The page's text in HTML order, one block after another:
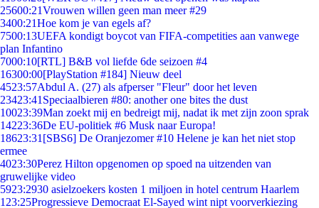
25600:21Vrouwen willen geen man meer #29
3400:21Hoe kom je van egels af?
7500:13UEFA kondigt boycot van FIFA-competities aan vanwege
plan Infantino
7000:10[RTL] B&B vol liefde 6de seizoen #4
16300:00[PlayStation #184] Nieuw deel
4523:57Abdul A. (27) als afperser "Fleur" door het leven
23423:41 Speciaalbieren #80: another one bites the dust
10023:39Man zoekt mij en bedreigt mij, nadat ik met zijn zoon sprak
14223:36De EU-politiek #6 Musk naar Europa!
18623:31 [SBS6] De Oranjezomer #10 Helene je kan het niet stop
ermee
4023:30Perez Hilton opgenomen op spoed na uitzenden van
gruwelijke video
5923:2930 asielzoekers kosten 1 miljoen in hotel centrum Haarlem
1 23:25Progressieve Democraat El-Sayed wint nipt voorverkiezing